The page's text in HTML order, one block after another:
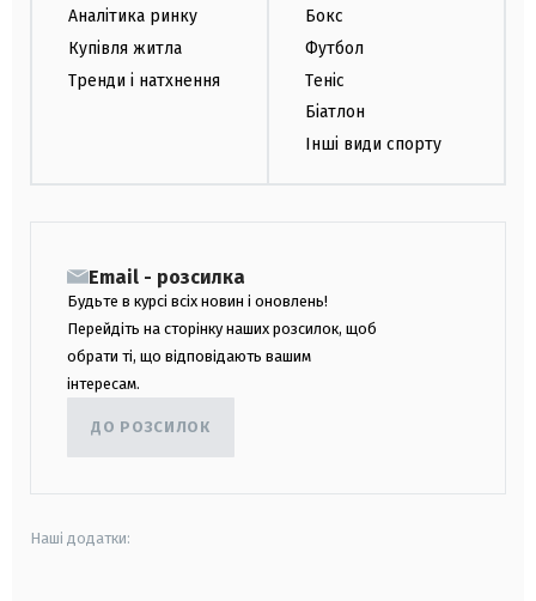
Аналітика ринку
Купівля житла
Тренди і натхнення
Бокс
Футбол
Теніс
Біатлон
Інші види спорту
Email - розсилка
Будьте в курсі всіх новин і оновлень!
Перейдіть на сторінку наших розсилок, щоб
обрати ті, що відповідають вашим
інтересам.
ДО РОЗСИЛОК
Наші додатки: